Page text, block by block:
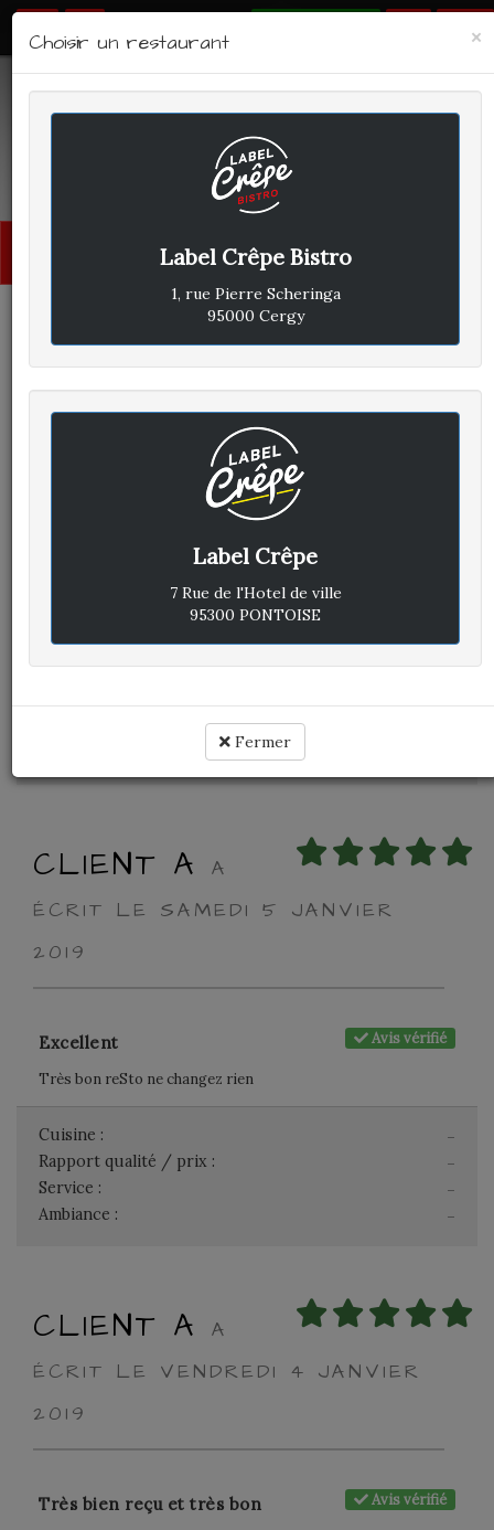
LABEL CRÊPE - BISTRO
CLIENT A A
ÉCRIT LE DIMANCHE 6 JANVIER
Très bonne soirée
Plats copieux et large choix
Très bonne soirée, à refaire
Cuisine :
CLIENT A
A
ÉCRIT LE SAMEDI 5 JANVIER
2019
Avis vérifié
Excellent
Très bon reSto ne changez rien
-
Cuisine :
-
Rapport qualité / prix :
-
Service :
-
Ambiance :
CLIENT A
A
ÉCRIT LE VENDREDI 4 JANVIER
2019
Avis vérifié
Très bien reçu et très bon
×
Choisir un restaurant
Label Crêpe Bistro
1, rue Pierre Scheringa
95000 Cergy
Label Crêpe
7 Rue de l'Hotel de ville
95300 PONTOISE
Fermer